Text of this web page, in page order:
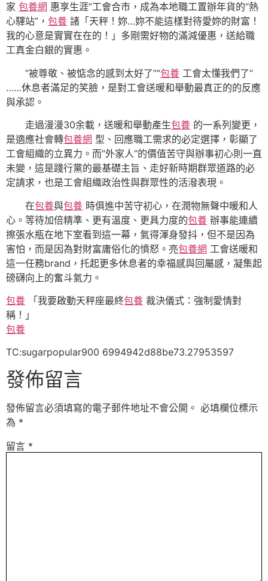
家 包養網 惠享生涯”工會合市，成為本地職工置辦年貨的“熱
心驛站”， 包養 諸「天秤！妳…妳不能這樣對待愛妳的財富！
我的心意是實實在在的！」多剛需好物的滿減優惠，送給職
工真金白銀的實惠。
“被尊敬、被惦念的感到太好了”“包養 工會太懂我們了”
……休息者滿足的笑臉，是對工會送暖和舉動最真正的的反應
與承認。
走過漫漫30余載，送暖和舉動產生包養 的一系列變更，
是適應社會轉包養網 型、回應職工需求的必定選擇，彰顯了
工會組織的立異力。而“外家人”的價值苦守與辦事初心則一直
未變，這是踐行黨的最基礎主旨、走好新時期群眾道路的必
定請求，也是工會組織政治性與群眾性的活潑表現。
在包養與包養 時俱進中苦守初心，在潤物無聲中暖和人
心。等待加倍精準、更有溫度、更具力度的包養 辦事能連續
擦張水瓶在地下室看到這一幕，氣得渾身發抖，但不是因為
害怕，而是因為對財富庸俗化的憤怒。亮包養網 工會送暖和
這一任務brand，托起更多休息者的幸福感與回屬感，凝集起
磅礴向上的奮斗氣力。
包養 「我要啟動天秤座最終包養 裁決儀式：強制愛情對
稱！」
包養
TC:sugarpopular900 6994942d88be73.27953597
發佈留言
發佈留言必須填寫的電子郵件地址不會公開。 必填欄位標示
為 *
留言 *